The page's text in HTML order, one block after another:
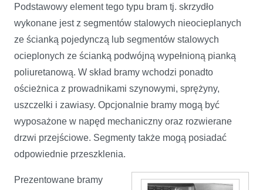
Podstawowy element tego typu bram tj. skrzydło
wykonane jest z segmentów stalowych nieocieplanych
ze ścianką pojedynczą lub segmentów stalowych
ocieplonych ze ścianką podwójną wypełnioną pianką
poliuretanową. W skład bramy wchodzi ponadto
ościeżnica z prowadnikami szynowymi, sprężyny,
uszczelki i zawiasy. Opcjonalnie bramy mogą być
wyposażone w napęd mechaniczny oraz rozwierane
drzwi przejściowe. Segmenty także mogą posiadać
odpowiednie przeszklenia.
Prezentowane bramy